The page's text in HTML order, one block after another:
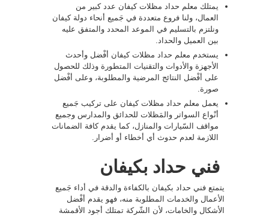
يمتلك معلم حداد مظلات كيفان عدد كبير من
العمال، ولنا فروع متعددة في جَميع أنحاء دولة كيفان
ونلتزم بالتسليم في الموعد المحدد والمتفق عليه
بين العميل والحداد.
يستخدم معلم حداد مظلات كيفان أفْضل وأحدث
الأجهزة والأدوات والتقنيات المتطورة وذلك للحصول
على أفْضل النتائج المرضية والمطلوبة، وعلى أفْضل
صورة.
يعمل معلم حداد مظلات كيفان على تركيب جَميع
أنْواع السواتر والمَظلات للحدائق والمدارس وجميع
مواقف السّيارات والمنازل، كما يقدم كافة الضمانات
اللازمة لعدم حدوث أي أخطاء أو أضرار.
فني حداد بكيفان
يتمتع فني حداد بكيفان بالكفاءة والدقة في أداء جَميع
الأعمال والخدمات المطلوبة منه، فهو يقدم أفْضل
الأشكال والخامات، لأن الشّركة تمتلك أجود الأقمشة